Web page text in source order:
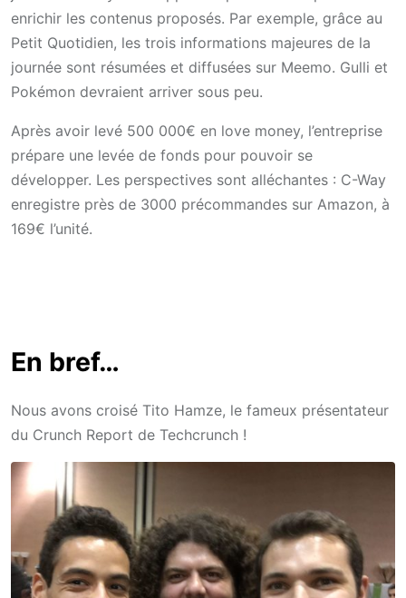
enrichir les contenus proposés. Par exemple, grâce au
Petit Quotidien, les trois informations majeures de la
journée sont résumées et diffusées sur Meemo. Gulli et
Pokémon devraient arriver sous peu.
Après avoir levé 500 000€ en love money, l’entreprise
prépare une levée de fonds pour pouvoir se
développer. Les perspectives sont alléchantes : C-Way
enregistre près de 3000 précommandes sur Amazon, à
169€ l’unité.
En bref…
Nous avons croisé Tito Hamze, le fameux présentateur
du Crunch Report de Techcrunch !